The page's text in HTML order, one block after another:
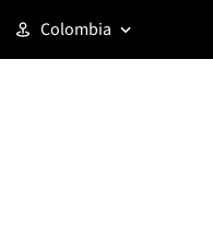
Colombia